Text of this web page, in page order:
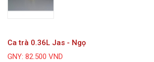
Ca trà 0.36L Jas - Ngọ
GNY: 82.500 VND